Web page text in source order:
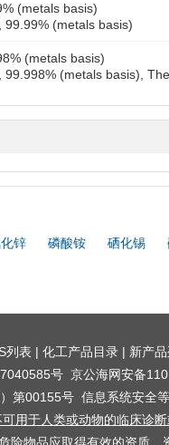
(metals basis)
99.99% (metals basis)
(metals basis)
99.998% (metals basis),
锌 磷酸铵 硒化锡
列表 | 化工产品目录 | 新产
号 京公海网安备
第00155号 信息系统安全
用于人类或动物的临床诊